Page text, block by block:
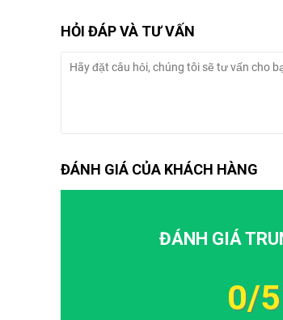
HỎI ĐÁP VÀ TƯ VẤN
ĐÁNH GIÁ CỦA KHÁCH HÀNG
ĐÁNH GIÁ
0/5